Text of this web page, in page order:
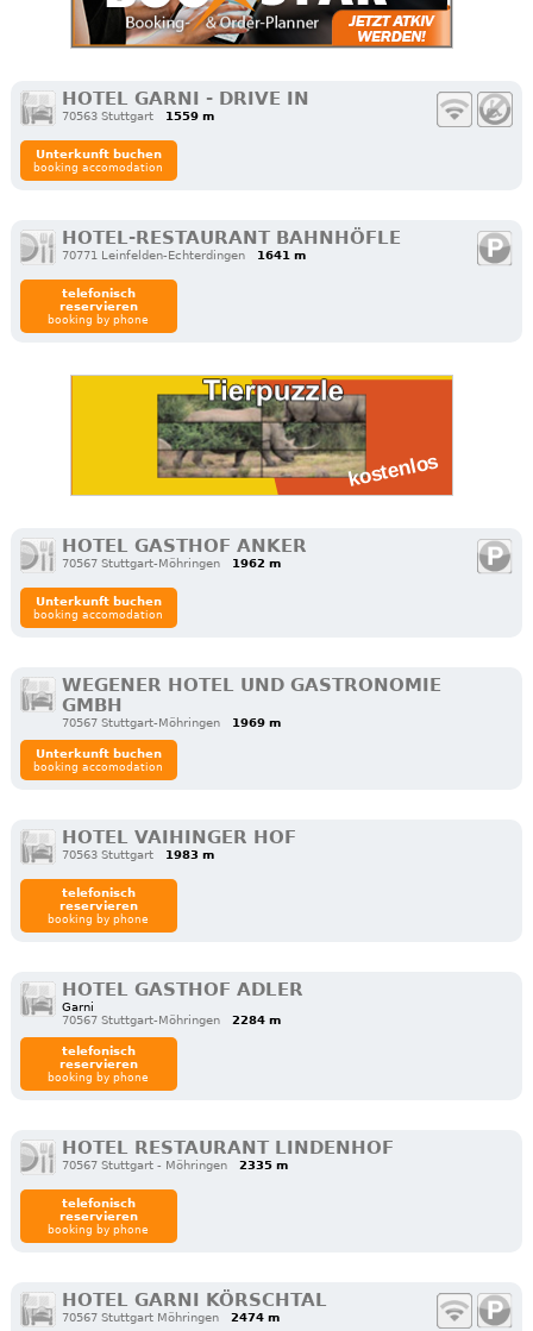
HOTEL GARNI - DRIVE IN
70563 Stuttgart 1559 m
Unterkunft buchen
booking accomodation
HOTEL-RESTAURANT BAHNHÖFLE
70771 Leinfelden-Echterdingen 1641 m
telefonisch
reservieren
booking by phone
HOTEL GASTHOF ANKER
70567 Stuttgart-Möhringen 1962 m
Unterkunft buchen
booking accomodation
WEGENER HOTEL UND GASTRONOMIE
GMBH
70567 Stuttgart-Möhringen 1969 m
Unterkunft buchen
booking accomodation
HOTEL VAIHINGER HOF
70563 Stuttgart 1983 m
telefonisch
reservieren
booking by phone
HOTEL GASTHOF ADLER
Garni
70567 Stuttgart-Möhringen
2284 m
telefonisch
reservieren
booking by phone
HOTEL RESTAURANT LINDENHOF
70567 Stuttgart - Möhringen 2335 m
telefonisch
reservieren
booking by phone
HOTEL GARNI KÖRSCHTAL
70567 Stuttgart Möhringen 2474 m